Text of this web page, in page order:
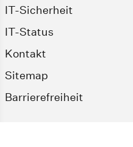
IT-Sicherheit
IT-Status
Kontakt
Sitemap
Barrierefreiheit